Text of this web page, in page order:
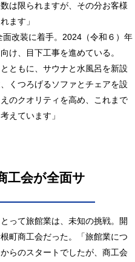
は限られますが、その分お客様
ます」
改装に着手。2024（令和６）年
け、目下工事を進めている。
ともに、サウナと水風呂を新設
くつろげるソファとチェアを設
のクオリティを高め、これまで
えています」
工会が全面サ
って旅館業は、未知の挑戦。開
町商工会だった。「旅館業につ
らのスタートでしたが、商工会